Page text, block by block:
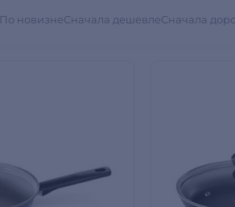
По новизнеСначала дешевлеСначала